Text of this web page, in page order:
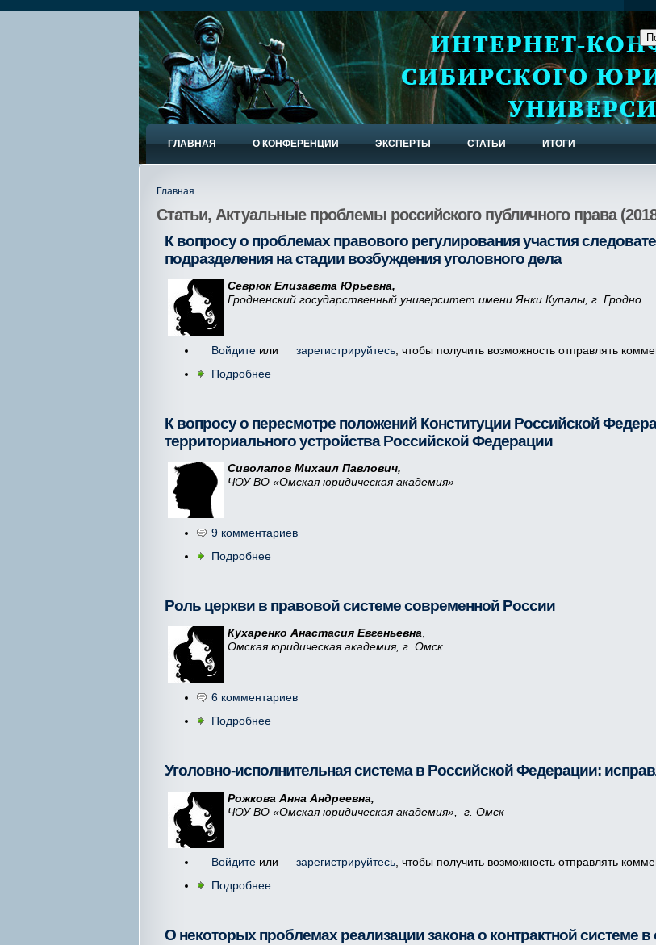
ГЛАВНАЯ О КОНФЕРЕНЦИИ ЭКСПЕРТЫ СТАТЬИ ИТОГИ
Главная
Статьи, Актуальные проблемы российского публичного права
К вопросу о проблемах правового регулирования участия
подразделения на стадии возбуждения уголовного дела
Севрюк Елизавета Юрьевна,
Гродненский государственный университет имени Янки Купалы, г. Гродно
Войдитеили зарегистрируйтесь, чтобы получить возможность отправлять
Подробнее
К вопросу о пересмотре положений Конституции Российской
территориального устройства Российской Федерации
Сиволапов Михаил Павлович,
ЧОУ ВО «Омская юридическая академия»
9 комментариев
Подробнее
Роль церкви в правовой системе современной России
Кухаренко Анастасия Евгеньевна,
Омская юридическая академия, г. Омск
6 комментариев
Подробнее
Уголовно-исполнительная система в Российской Федерации:
Рожкова Анна Андреевна,
ЧОУ ВО «Омская юридическая академия», г. Омск
Войдитеили зарегистрируйтесь, чтобы получить возможность отправлять
Подробнее
О некоторых проблемах реализации закона о контрактной системе